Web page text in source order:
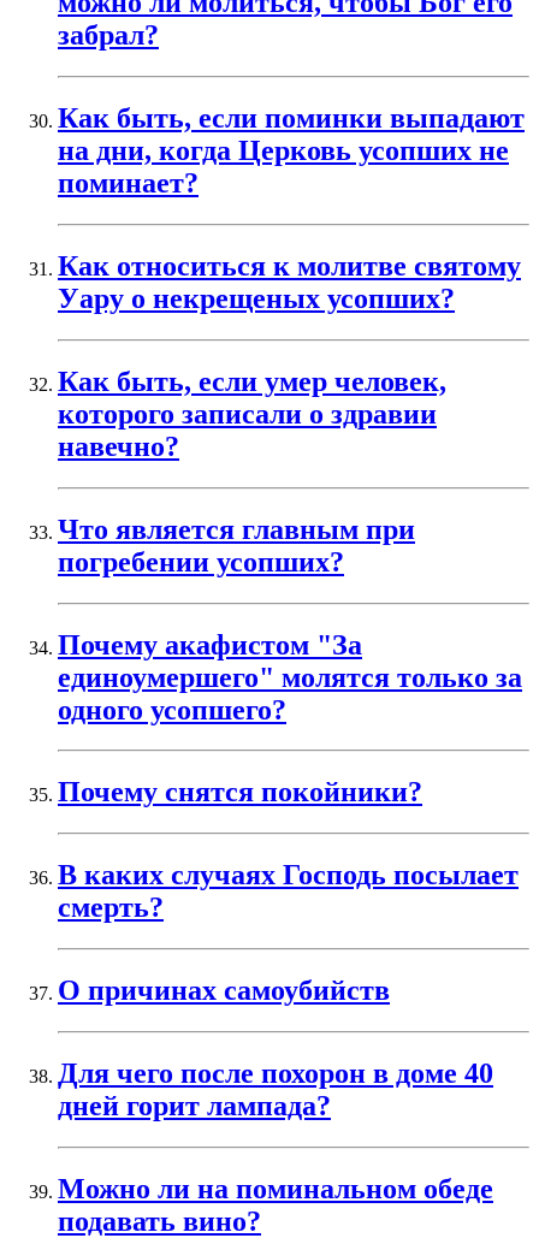
забрал?
Как быть, если поминки выпадают
на дни, когда Церковь усопших не
поминает?
Как относиться к молитве святому
Уару о некрещеных усопших?
Как быть, если умер человек,
которого записали о здравии
навечно?
Что является главным при
погребении усопших?
Почему акафистом "За
единоумершего" молятся только за
одного усопшего?
Почему снятся покойники?
В каких случаях Господь посылает
смерть?
О причинах самоубийств
Для чего после похорон в доме 40
дней горит лампада?
Можно ли на поминальном обеде
подавать вино?